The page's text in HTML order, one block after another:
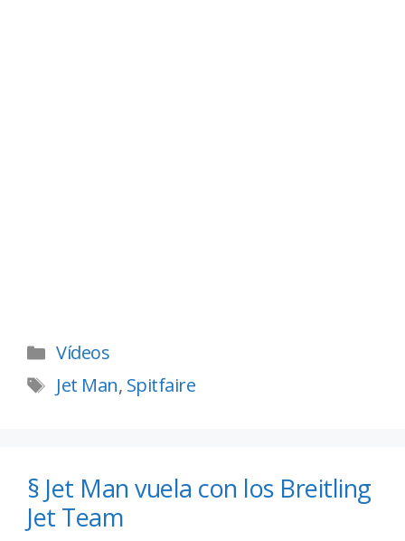
Vídeos
Jet Man, Spitfaire
§ Jet Man vuela con los Breitling
Jet Team